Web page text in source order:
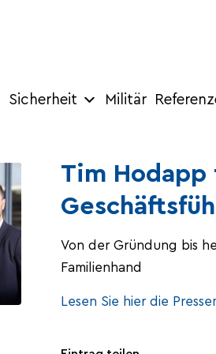
Sicherheit Militär
Tim
Von der Gründung bis
Familienhand
Lesen Sie hier die